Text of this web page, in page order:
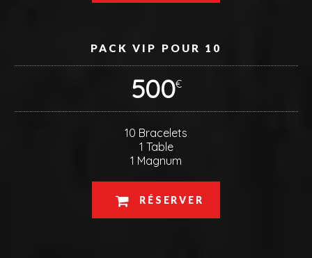
PACK VIP POUR 10
500€
10 Bracelets
1 Table
1 Magnum
RÉSERVER